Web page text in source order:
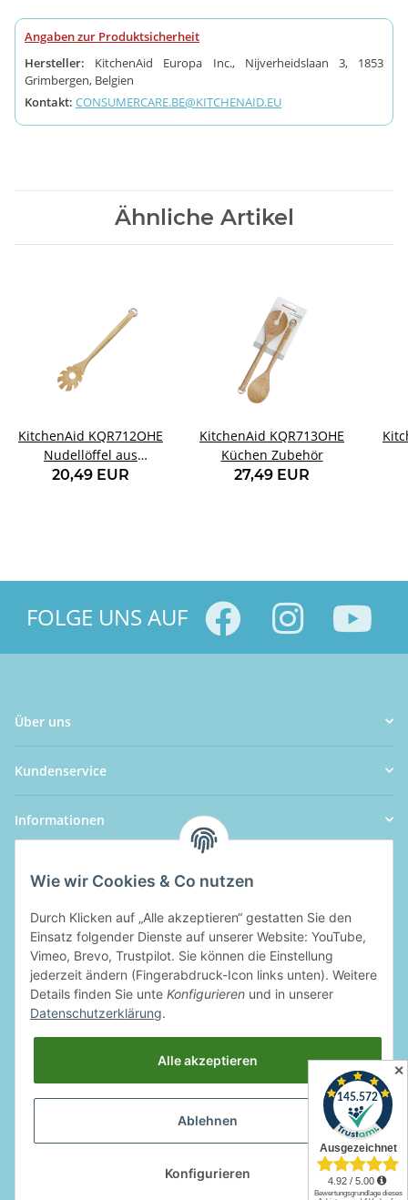
Angaben zur Produktsicherheit
Hersteller: KitchenAid Europa Inc., Nijverheidslaan 3, 1853
Grimbergen, Belgien
Kontakt: CONSUMERCARE.BE@KITCHENAID.EU
Ähnliche Artikel
KitchenAid KQR712OHE
Nudellöffel aus
Birkenholz
20,49 EUR
KitchenAid KQR713OHE
Küchen Zubehör
27,49 EUR
FOLGE UNS AUF
Über uns
Kundenservice
Informationen
Wie wir Cookies & Co nutzen
Durch Klicken auf „Alle akzeptieren“ gestatten Sie den
Einsatz folgender Dienste auf unserer Website: YouTube,
Vimeo, Brevo, Trustpilot. Sie können die Einstellung
jederzeit ändern (Fingerabdruck-Icon links unten). Weitere
Details finden Sie unte Konfigurieren und in unserer
Datenschutzerklärung.
Alle akzeptieren
Ablehnen
Konfigurieren
✕